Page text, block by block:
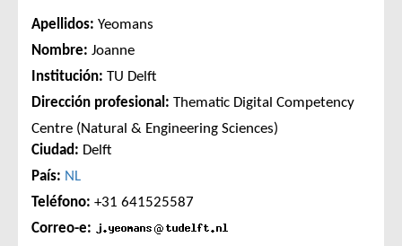
Apellidos: Yeomans
Nombre: Joanne
Institución: TU Delft
Dirección profesional: Thematic Digital Competency
Centre (Natural & Engineering Sciences)
Ciudad: Delft
País: NL
Teléfono: +31 641525587
Correo-e: